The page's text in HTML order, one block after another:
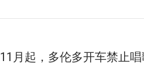
11月起，多伦多开车禁止